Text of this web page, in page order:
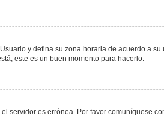
y defina su zona horaria de acuerdo a
este es un buen momento para hacerlo.
servidor es errónea. Por favor comuníquese